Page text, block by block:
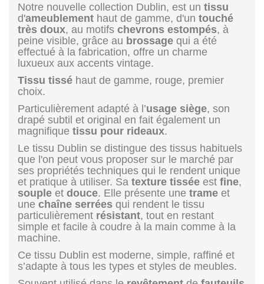
Notre nouvelle collection Dublin, est un tissu
d'ameublement haut de gamme, d'un touché
très doux, au motifs chevrons estompés, à
peine visible, grâce au brossage qui a été
effectué à la fabrication, offre un charme
luxueux aux accents vintage.
Tissu tissé haut de gamme, rouge, premier
choix.
Particulièrement adapté à l’usage siège, son
drapé subtil et original en fait également un
magnifique tissu pour rideaux.
Le tissu Dublin se distingue des tissus habituels
que l'on peut vous proposer sur le marché par
ses propriétés techniques qui le rendent unique
et pratique à utiliser. Sa texture tissée est fine,
souple et douce. Elle présente une trame et
une chaîne serrées qui rendent le tissu
particulièrement résistant, tout en restant
simple et facile à coudre à la main comme à la
machine.
Ce tissu Dublin est moderne, simple, raffiné et
s’adapte à tous les types et styles de meubles.